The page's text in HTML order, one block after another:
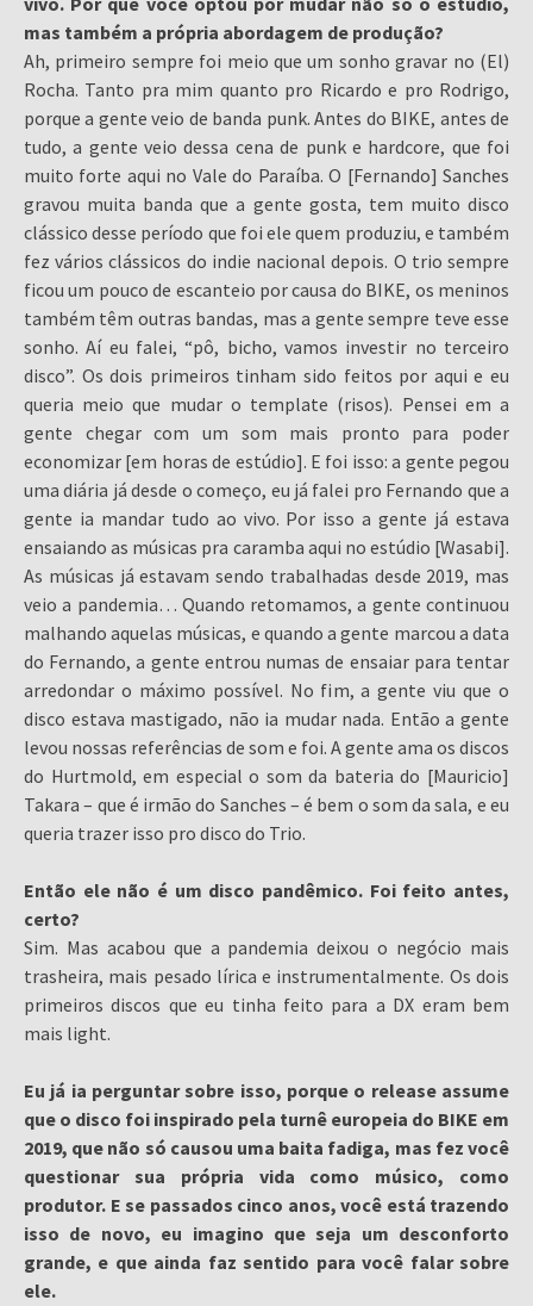
mas também a própria abordagem de produção?
Ah, primeiro sempre foi meio que um sonho gravar no (El)
Rocha. Tanto pra mim quanto pro Ricardo e pro Rodrigo,
porque a gente veio de banda punk. Antes do BIKE, antes de
tudo, a gente veio dessa cena de punk e hardcore, que foi
muito forte aqui no Vale do Paraíba. O [Fernando] Sanches
gravou muita banda que a gente gosta, tem muito disco
clássico desse período que foi ele quem produziu, e também
fez vários clássicos do indie nacional depois. O trio sempre
ficou um pouco de escanteio por causa do BIKE, os meninos
também têm outras bandas, mas a gente sempre teve esse
sonho. Aí eu falei, “pô, bicho, vamos investir no terceiro
disco”. Os dois primeiros tinham sido feitos por aqui e eu
queria meio que mudar o template (risos). Pensei em a
gente chegar com um som mais pronto para poder
economizar [em horas de estúdio]. E foi isso: a gente pegou
uma diária já desde o começo, eu já falei pro Fernando que a
gente ia mandar tudo ao vivo. Por isso a gente já estava
ensaiando as músicas pra caramba aqui no estúdio [Wasabi].
As músicas já estavam sendo trabalhadas desde 2019, mas
veio a pandemia… Quando retomamos, a gente continuou
malhando aquelas músicas, e quando a gente marcou a data
do Fernando, a gente entrou numas de ensaiar para tentar
arredondar o máximo possível. No fim, a gente viu que o
disco estava mastigado, não ia mudar nada. Então a gente
levou nossas referências de som e foi. A gente ama os discos
do Hurtmold, em especial o som da bateria do [Mauricio]
Takara – que é irmão do Sanches – é bem o som da sala, e eu
queria trazer isso pro disco do Trio.
Então ele não é um disco pandêmico. Foi feito antes,
certo?
Sim. Mas acabou que a pandemia deixou o negócio mais
trasheira, mais pesado lírica e instrumentalmente. Os dois
primeiros discos que eu tinha feito para a DX eram bem
mais light.
Eu já ia perguntar sobre isso, porque o release assume
que o disco foi inspirado pela turnê europeia do BIKE em
2019, que não só causou uma baita fadiga, mas fez você
questionar sua própria vida como músico, como
produtor. E se passados cinco anos, você está trazendo
isso de novo, eu imagino que seja um desconforto
grande, e que ainda faz sentido para você falar sobre
ele.